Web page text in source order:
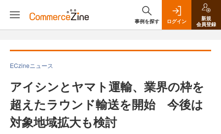
事例を探す ログイン
新規
会員登録
ECzineニュース
アイシンとヤマト運輸、業界の枠を
超えたラウンド輸送を開始 今後は
対象地域拡大も検討